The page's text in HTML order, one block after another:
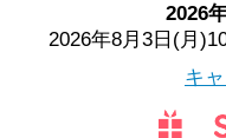
2026
2026年8月3日(月
キ